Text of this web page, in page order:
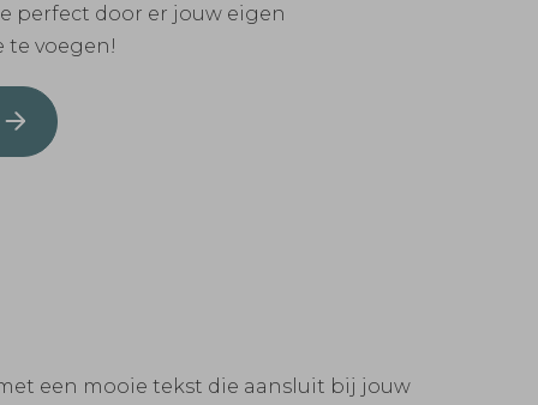
perfect door er jouw eigen
te voegen!
een mooie tekst die aansluit bij jouw